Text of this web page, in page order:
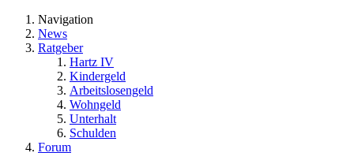
Navigation
News
Ratgeber
Hartz IV
Kindergeld
Arbeitslosengeld
Wohngeld
Unterhalt
Schulden
Forum